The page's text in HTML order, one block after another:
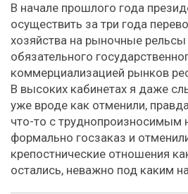
В начале прошлого года
осуществить за три года
хозяйства на рыночные
обязательного
коммерциализацией рынков
В высоких кабинетах я даже
уже вроде как отменили,
что-то с труднопроизносимым
формально госзаказ и
крепостнические отношения
остались, неважно под каким